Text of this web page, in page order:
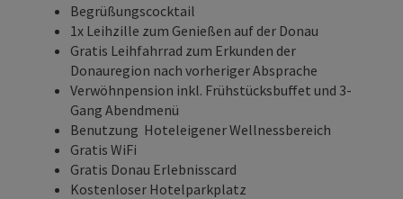
Begrüßungscocktail
1x Leihzille zum Genießen auf der Donau
Gratis Leihfahrrad zum Erkunden der
Donauregion nach vorheriger Absprache
Verwöhnpension inkl. Frühstücksbuffet und 3-
Gang Abendmenü
Benutzung Hoteleigener Wellnessbereich
Gratis WiFi
Gratis Donau Erlebnisscard
Kostenloser Hotelparkplatz